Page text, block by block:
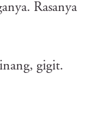
Rasanya
gigit.